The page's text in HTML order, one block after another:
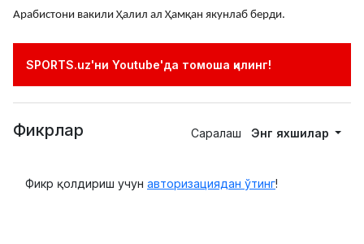
Арабистони вакили Ҳалил ал Ҳамқан якунлаб берди.
SPORTS.uz'ни Youtube'да томоша қилинг!
Фикрлар Саралаш Энг яхшилар
Фикр қолдириш учун авторизациядан ўтинг!